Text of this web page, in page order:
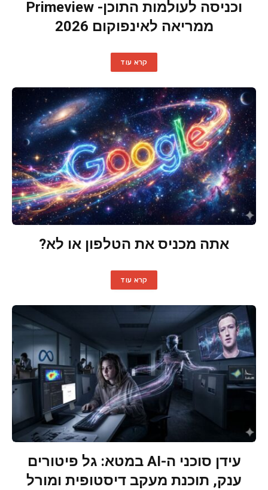
וכניסה לעולמות התוכן- Primeview
ממריאה לאינפוקום 2026
קרא עוד
אתה מכניס את הטלפון או לא?
קרא עוד
עידן סוכני ה-AI במטא: גל פיטורים
ענק, תוכנת מעקב דיסטופית ומורל